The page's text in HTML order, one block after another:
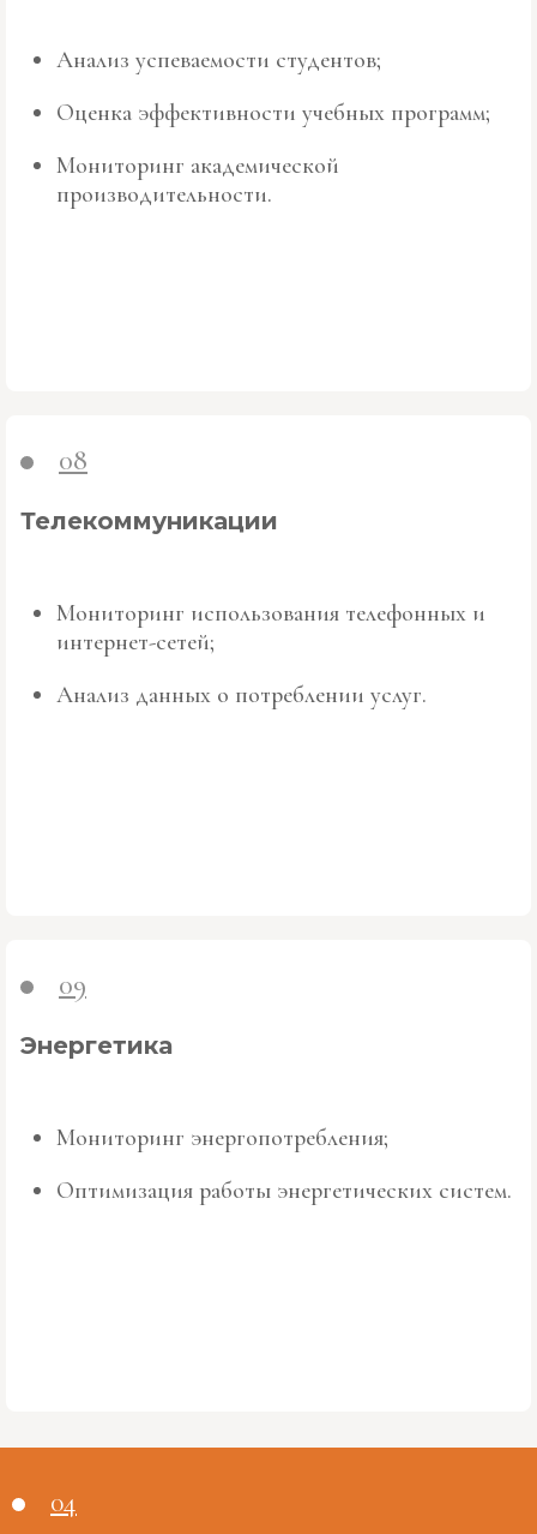
Анализ успеваемости студентов;
Оценка эффективности учебных программ;
Мониторинг академической
производительности.
08
Телекоммуникации
Мониторинг использования телефонных и
интернет-сетей;
Анализ данных о потреблении услуг.
09
Энергетика
Мониторинг энергопотребления;
Оптимизация работы энергетических систем.
04